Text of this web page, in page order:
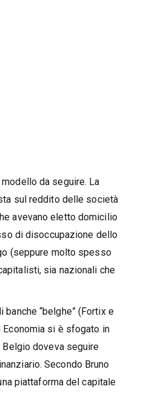
da seguire. La
sul reddito delle società
avevano eletto domicilio
di disoccupazione dello
(seppure molto spesso
sia nazionali che
“belghe” (Fortix e
Economia si è sfogato in
doveva seguire
Secondo Bruno
piattaforma del capitale